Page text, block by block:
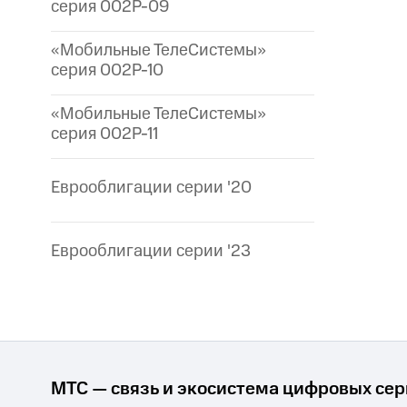
серия 002P-09
«Мобильные ТелеСистемы»
серия 002P-10
«Мобильные ТелеСистемы»
серия 002P-11
Еврооблигации серии '20
Еврооблигации серии '23
МТС — связь и экосистема цифровых